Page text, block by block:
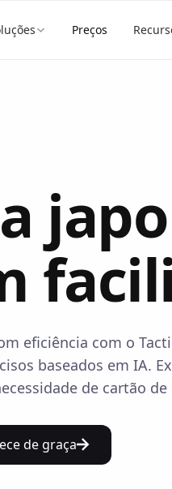
Preços
eficiência com o
baseados em IA.
de cartão de
de graça